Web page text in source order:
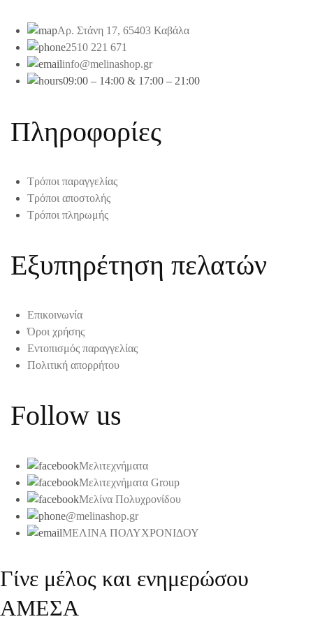
Αρ. Στάνη 17, 65403 Καβάλα
2510 221 671
info@melinashop.gr
09:00 – 14:00 & 17:00 – 21:00
Πληροφορίες
Τρόποι παραγγελίας
Τρόποι αποστολής
Τρόποι πληρωμής
Εξυπηρέτηση πελατών
Επικοινωνία
Όροι χρήσης
Εντοπισμός παραγγελίας
Πολιτική απορρήτου
Follow us
Μελιτεχνήματα
Μελιτεχνήματα Group
Μελίνα Πολυχρονίδου
@melinashop.gr
ΜΕΛΙΝΑ ΠΟΛΥΧΡΟΝΙΔΟΥ
Γίνε μέλος και ενημερώσου
ΑΜΕΣΑ